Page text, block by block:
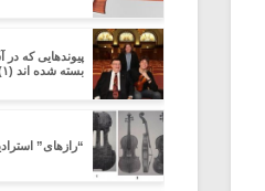
پیوندهایی که در
بسته شده اند (۱)
“رازهای”